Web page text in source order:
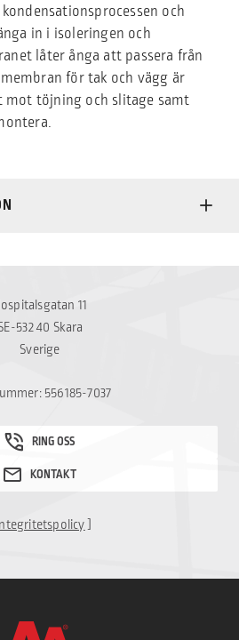
och
in i isoleringen och
låter ånga att passera från
för tak och vägg är
töjning och slitage samt
11
532 40 Skara
Sverige
556185-7037
]